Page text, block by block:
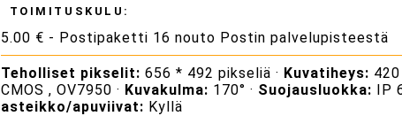
TOIMITUSKULU:
5.00 € - Postipaketti 16 nouto Postin palvelupisteestä
Teholliset pikselit: 656 * 492 pikseliä · Kuvatiheys:
CMOS , OV7950 · Kuvakulma: 170° · Suojausluokka: IP
asteikko/apuviivat: Kyllä